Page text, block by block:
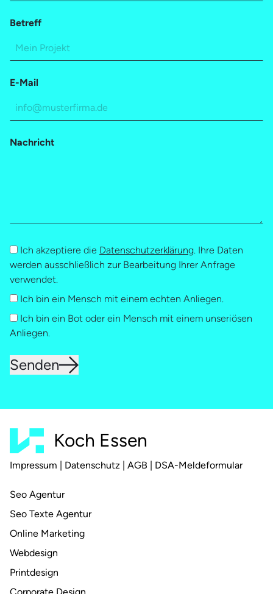
Betreff
E-Mail
Nachricht
Ich akzeptiere die Datenschutzerklärung. Ihre Daten
werden ausschließlich zur Bearbeitung Ihrer Anfrage
verwendet.
Ich bin ein Mensch mit einem echten Anliegen.
Ich bin ein Bot oder ein Mensch mit einem unseriösen
Anliegen.
Senden
Koch Essen
Impressum | Datenschutz | AGB | DSA-Meldeformular
Seo Agentur
Seo Texte Agentur
Online Marketing
Webdesign
Printdesign